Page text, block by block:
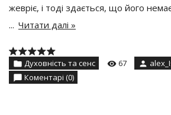
жевріє, і тоді здається, що його
... Читати далі »
Духовність та сенс 67
Коментарі (0)